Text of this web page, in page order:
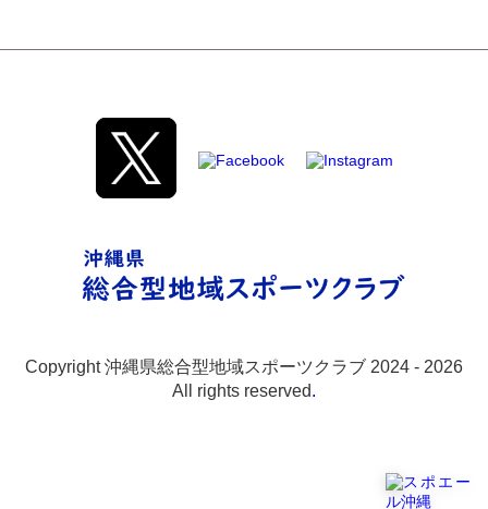
Copyright 沖縄県総合型地域スポーツクラブ 2024 - 2026
All rights reserved.